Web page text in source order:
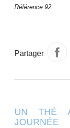
Référence 92
Partager
UN THÉ
JOURNÉE